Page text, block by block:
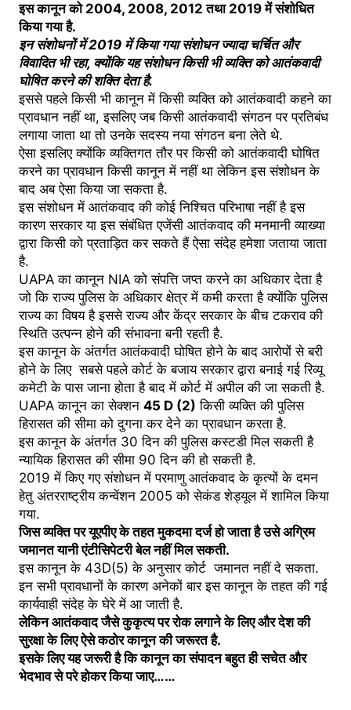
इस कानून को 2004, 2008, 2012 तथा 2019 में संशोधित
किया गया है.
इन संशोधनों में 2019 में किया गया संशोधन ज्यादा चर्चित और
विवादित भी रहा, क्योंकि यह संशोधन किसी भी व्यक्ति को आतंकवादी
घोषित करने की शक्ति देता है.
इससे पहले किसी भी कानून में किसी व्यक्ति को आतंकवादी कहने का
प्रावधान नहीं था, इसलिए जब किसी आतंकवादी संगठन पर प्रतिबंध
लगाया जाता था तो उनके सदस्य नया संगठन बना लेते थे.
ऐसा इसलिए क्योंकि व्यक्तिगत तौर पर किसी को आतंकवादी घोषित
करने का प्रावधान किसी कानून में नहीं था लेकिन इस संशोधन के
बाद अब ऐसा किया जा सकता है.
इस संशोधन में आतंकवाद की कोई निश्चित परिभाषा नहीं है इस
कारण सरकार या इस संबंधित एजेंसी आतंकवाद की मनमानी व्याख्या
द्वारा किसी को प्रताड़ित कर सकते हैं ऐसा संदेह हमेशा जताया जाता
है.
UAPA का कानून NIA को संपत्ति जप्त करने का अधिकार देता है
जो कि राज्य पुलिस के अधिकार क्षेत्र में कमी करता है क्योंकि पुलिस
राज्य का विषय है इससे राज्य और केंद्र सरकार के बीच टकराव की
स्थिति उत्पन्न होने की संभावना बनी रहती है.
इस कानून के अंतर्गत आतंकवादी घोषित होने के बाद आरोपों से बरी
होने के लिए सबसे पहले कोर्ट के बजाय सरकार द्वारा बनाई गई रिव्यू
कमेटी के पास जाना होता है बाद में कोर्ट में अपील की जा सकती है.
UAPA कानून का सेक्शन 45 D (2) किसी व्यक्ति की पुलिस
हिरासत की सीमा को दुगना कर देने का प्रावधान करता है.
इस कानून के अंतर्गत 30 दिन की पुलिस कस्टडी मिल सकती है
न्यायिक हिरासत की सीमा 90 दिन की हो सकती है.
2019 में किए गए संशोधन में परमाणु आतंकवाद के कृत्यों के दमन
हेतु अंतरराष्ट्रीय कन्वेंशन 2005 को सेकंड शेड्यूल में शामिल किया
गया.
जिस व्यक्ति पर यूएपीए के तहत मुकदमा दर्ज हो जाता है उसे अग्रिम
जमानत यानी एंटीसिपेटरी बेल नहीं मिल सकती.
इस कानून के 43D(5) के अनुसार कोर्ट जमानत नहीं दे सकता.
इन सभी प्रावधानों के कारण अनेकों बार इस कानून के तहत की गई
कार्यवाही संदेह के घेरे में आ जाती है.
लेकिन आतंकवाद जैसे कुकृत्य पर रोक लगाने के लिए और देश की
सुरक्षा के लिए ऐसे कठोर कानून की जरूरत है.
इसके लिए यह जरूरी है कि कानून का संपादन बहुत ही सचेत और
भेदभाव से परे होकर किया जाए……